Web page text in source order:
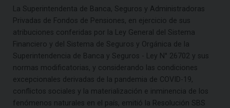
La Superintendenta de Banca, Seguros y Administradoras
Privadas de Fondos de Pensiones, en ejercicio de sus
atribuciones conferidas por la Ley General del Sistema
Financiero y del Sistema de Seguros y Orgánica de la
Superintendencia de Banca y Seguros - Ley N° 26702 y sus
normas modificatorias, y considerando las condiciones
excepcionales derivadas de la pandemia de COVID-19,
conflictos sociales y la materialización e inminencia de los
fenómenos naturales en el país, emitió la Resolución SBS